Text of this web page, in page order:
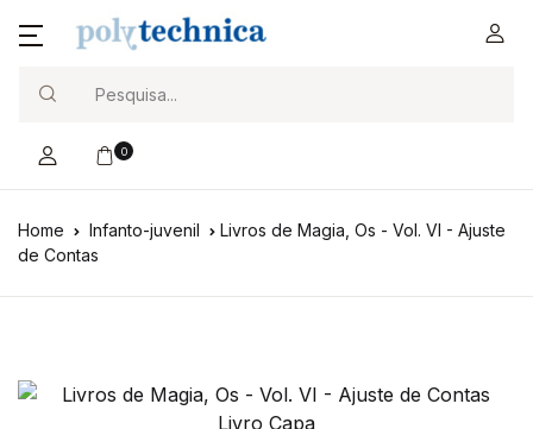
0
Home Infanto-juvenil
Livros de Magia, Os - Vol. VI - Ajuste
de Contas